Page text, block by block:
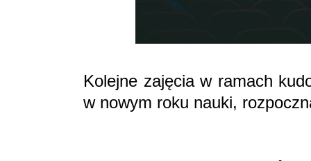
Kolejne zajęcia w ramach
w nowym roku nauki,